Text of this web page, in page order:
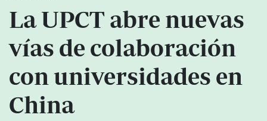
La UPCT abre nuevas
vías de colaboración
con universidades en
China